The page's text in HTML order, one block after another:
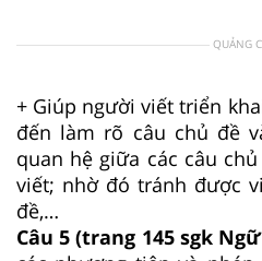
QUẢNG
+ Giúp người viết triển
đến làm rõ câu chủ đề
quan hệ giữa các câu
viết; nhờ đó tránh được
đề,…
Câu 5 (trang 145 sgk